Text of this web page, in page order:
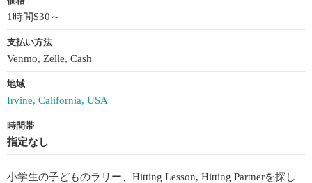
1時間$30～
支払い方法
Venmo, Zelle, Cash
地域
Irvine, California, USA
時間帯
指定なし
小学生の子どものラリー、Hitting Lesson, Hitting Partnerを探し